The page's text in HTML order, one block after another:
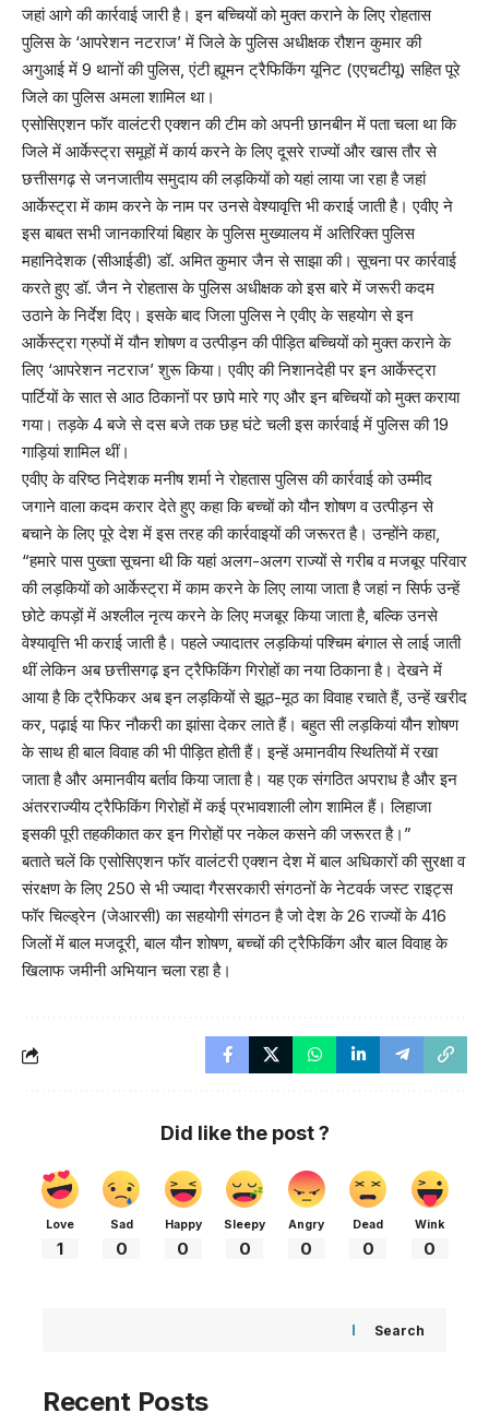
जहां आगे की कार्रवाई जारी है। इन बच्चियों को मुक्त कराने के लिए रोहतास
पुलिस के ‘आपरेशन नटराज’ में जिले के पुलिस अधीक्षक रौशन कुमार की
अगुआई में 9 थानों की पुलिस, एंटी ह्यूमन ट्रैफिकिंग यूनिट (एएचटीयू) सहित पूरे
जिले का पुलिस अमला शामिल था।
एसोसिएशन फॉर वालंटरी एक्शन की टीम को अपनी छानबीन में पता चला था कि
जिले में आर्केस्ट्रा समूहों में कार्य करने के लिए दूसरे राज्यों और खास तौर से
छत्तीसगढ़ से जनजातीय समुदाय की लड़कियों को यहां लाया जा रहा है जहां
आर्केस्ट्रा में काम करने के नाम पर उनसे वेश्यावृत्ति भी कराई जाती है। एवीए ने
इस बाबत सभी जानकारियां बिहार के पुलिस मुख्यालय में अतिरिक्त पुलिस
महानिदेशक (सीआईडी) डॉ. अमित कुमार जैन से साझा की। सूचना पर कार्रवाई
करते हुए डॉ. जैन ने रोहतास के पुलिस अधीक्षक को इस बारे में जरूरी कदम
उठाने के निर्देश दिए। इसके बाद जिला पुलिस ने एवीए के सहयोग से इन
आर्केस्ट्रा ग्रुपों में यौन शोषण व उत्पीड़न की पीड़ित बच्चियों को मुक्त कराने के
लिए ‘आपरेशन नटराज’ शुरू किया। एवीए की निशानदेही पर इन आर्केस्ट्रा
पार्टियों के सात से आठ ठिकानों पर छापे मारे गए और इन बच्चियों को मुक्त कराया
गया। तड़के 4 बजे से दस बजे तक छह घंटे चली इस कार्रवाई में पुलिस की 19
गाड़ियां शामिल थीं।
एवीए के वरिष्ठ निदेशक मनीष शर्मा ने रोहतास पुलिस की कार्रवाई को उम्मीद
जगाने वाला कदम करार देते हुए कहा कि बच्चों को यौन शोषण व उत्पीड़न से
बचाने के लिए पूरे देश में इस तरह की कार्रवाइयों की जरूरत है। उन्होंने कहा,
“हमारे पास पुख्ता सूचना थी कि यहां अलग-अलग राज्यों से गरीब व मजबूर परिवार
की लड़कियों को आर्केस्ट्रा में काम करने के लिए लाया जाता है जहां न सिर्फ उन्हें
छोटे कपड़ों में अश्लील नृत्य करने के लिए मजबूर किया जाता है, बल्कि उनसे
वेश्यावृत्ति भी कराई जाती है। पहले ज्यादातर लड़कियां पश्चिम बंगाल से लाई जाती
थीं लेकिन अब छत्तीसगढ़ इन ट्रैफिकिंग गिरोहों का नया ठिकाना है। देखने में
आया है कि ट्रैफिकर अब इन लड़कियों से झूठ-मूठ का विवाह रचाते हैं, उन्हें खरीद
कर, पढ़ाई या फिर नौकरी का झांसा देकर लाते हैं। बहुत सी लड़कियां यौन शोषण
के साथ ही बाल विवाह की भी पीड़ित होती हैं। इन्हें अमानवीय स्थितियों में रखा
जाता है और अमानवीय बर्ताव किया जाता है। यह एक संगठित अपराध है और इन
अंतरराज्यीय ट्रैफिकिंग गिरोहों में कई प्रभावशाली लोग शामिल हैं। लिहाजा
इसकी पूरी तहकीकात कर इन गिरोहों पर नकेल कसने की जरूरत है।”
बताते चलें कि एसोसिएशन फॉर वालंटरी एक्शन देश में बाल अधिकारों की सुरक्षा व
संरक्षण के लिए 250 से भी ज्यादा गैरसरकारी संगठनों के नेटवर्क जस्ट राइट्स
फॉर चिल्ड्रेन (जेआरसी) का सहयोगी संगठन है जो देश के 26 राज्यों के 416
जिलों में बाल मजदूरी, बाल यौन शोषण, बच्चों की ट्रैफिकिंग और बाल विवाह के
खिलाफ जमीनी अभियान चला रहा है।
Did like the post ?
Love
1
Sad
0
Happy
0
Sleepy
0
Angry
0
Dead
0
Wink
0
Search
Recent Posts